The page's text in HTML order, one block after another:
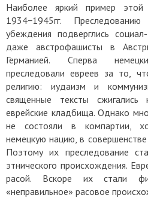
Наиболее яркий пример этой
1934−1945гг.
убеждения подверглись
даже австрофашисты в
Германией. Сперва
преследовали евреев за то,
религию: иудаизм и
священные тексты сжигались
еврейские кладбища. Однако
не состояли в компартии,
немецкую нацию, в
Поэтому их преследование
этнического происхождения.
расой. Вскоре их стали
«неправильное» расовое